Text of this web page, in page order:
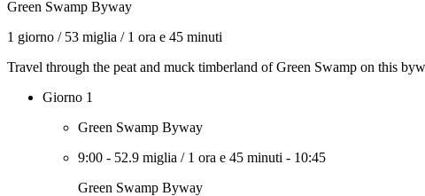
Green Swamp Byway
1 giorno / 53 miglia / 1 ora e 45 minuti
Travel through the peat and muck timberland of Green Swamp on this
Giorno 1
Green Swamp Byway
9:00 - 52.9 miglia / 1 ora e 45 minuti - 10:45
Green Swamp Byway